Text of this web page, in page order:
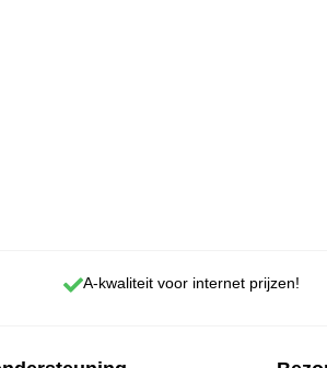
A-kwaliteit voor internet prijzen!